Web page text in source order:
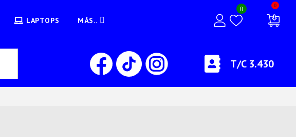
LAPTOPS MÁS..
0
0
T/C 3.430